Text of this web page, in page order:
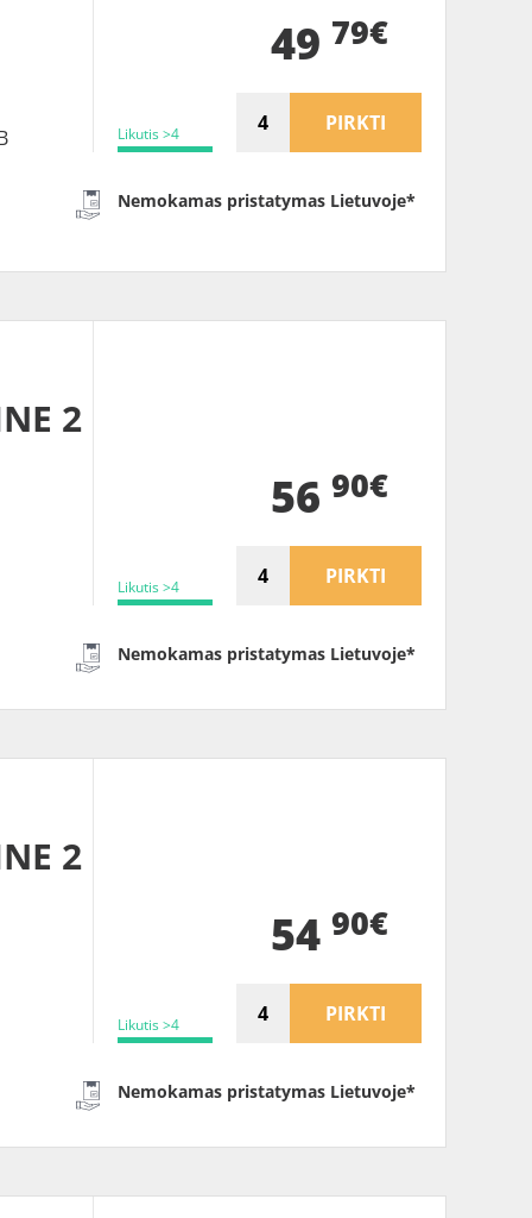
Likutis >4
49 79€
PIRKTI
Nemokamas pristatymas Lietuvoje*
2
Likutis >4
56 90€
PIRKTI
Nemokamas pristatymas Lietuvoje*
2
Likutis >4
54 90€
PIRKTI
Nemokamas pristatymas Lietuvoje*